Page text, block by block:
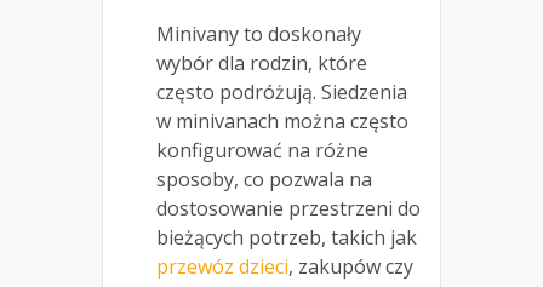
Minivany to doskonały
wybór dla rodzin, które
często podróżują. Siedzenia
w minivanach można często
konfigurować na różne
sposoby, co pozwala na
dostosowanie przestrzeni do
bieżących potrzeb, takich jak
przewóz dzieci, zakupów czy